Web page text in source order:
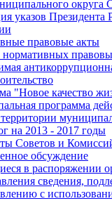
округа
указов Президента
правовые акты
"Новое качество
программа
на 2013 - 2017 годы
Советов и
обсуждение
в распоряжении
сведения,
с